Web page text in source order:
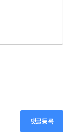
댓글등록